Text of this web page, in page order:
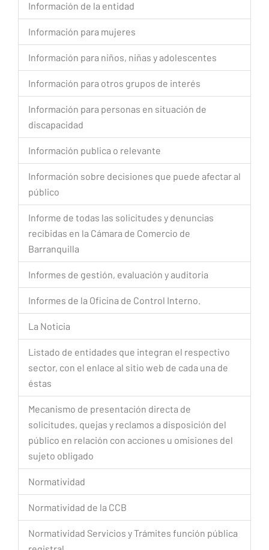
Información de la entidad
Información para mujeres
Información para niños, niñas y adolescentes
Información para otros grupos de interés
Información para personas en situación de
discapacidad
Información publica o relevante
Información sobre decisiones que puede afectar al
público
Informe de todas las solicitudes y denuncias
recibidas en la Cámara de Comercio de
Barranquilla
Informes de gestión, evaluación y auditoria
Informes de la Oficina de Control Interno.
La Noticia
Listado de entidades que integran el respectivo
sector, con el enlace al sitio web de cada una de
éstas
Mecanismo de presentación directa de
solicitudes, quejas y reclamos a disposición del
público en relación con acciones u omisiones del
sujeto obligado
Normatividad
Normatividad de la CCB
Normatividad Servicios y Trámites función pública